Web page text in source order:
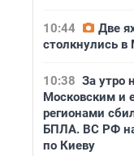
10:44
Две
столкнулись
10:38 За утро
Московским и
регионами
БПЛА. ВС РФ
по Киеву